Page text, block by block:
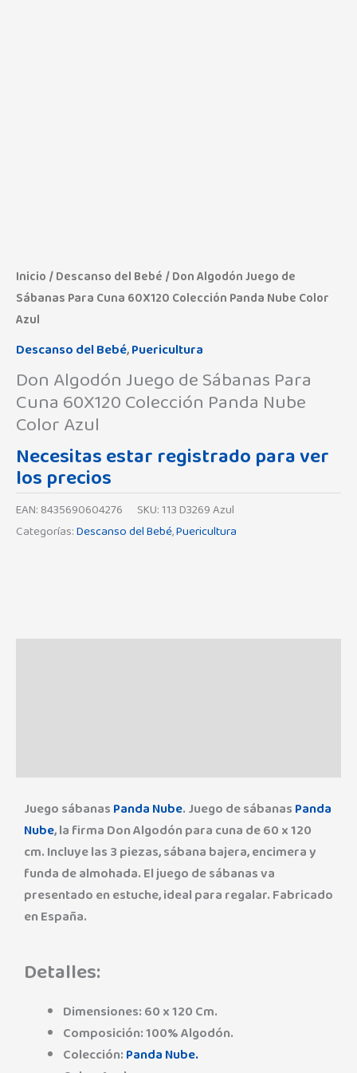
Inicio /Descanso del Bebé / Don Algodón Juego de
Sábanas Para Cuna 60X120 Colección Panda Nube Color
Azul
Descanso del Bebé,Puericultura
Don Algodón Juego de Sábanas Para
Cuna 60X120 Colección Panda Nube
Color Azul
Necesitas estar registrado para ver
los precios
EAN: 8435690604276 SKU:113 D3269 Azul
Categorías:Descanso del Bebé,Puericultura
Juego sábanasPanda Nube. Juego de sábanasPanda
Nube, la firma Don Algodón para cuna de 60 x 120
cm. Incluye las 3 piezas, sábana bajera, encimera y
funda de almohada. El juego de sábanas va
presentado en estuche, ideal para regalar. Fabricado
en España.
Detalles:
Dimensiones: 60 x 120 Cm.
Composición: 100% Algodón.
Colección:Panda Nube.